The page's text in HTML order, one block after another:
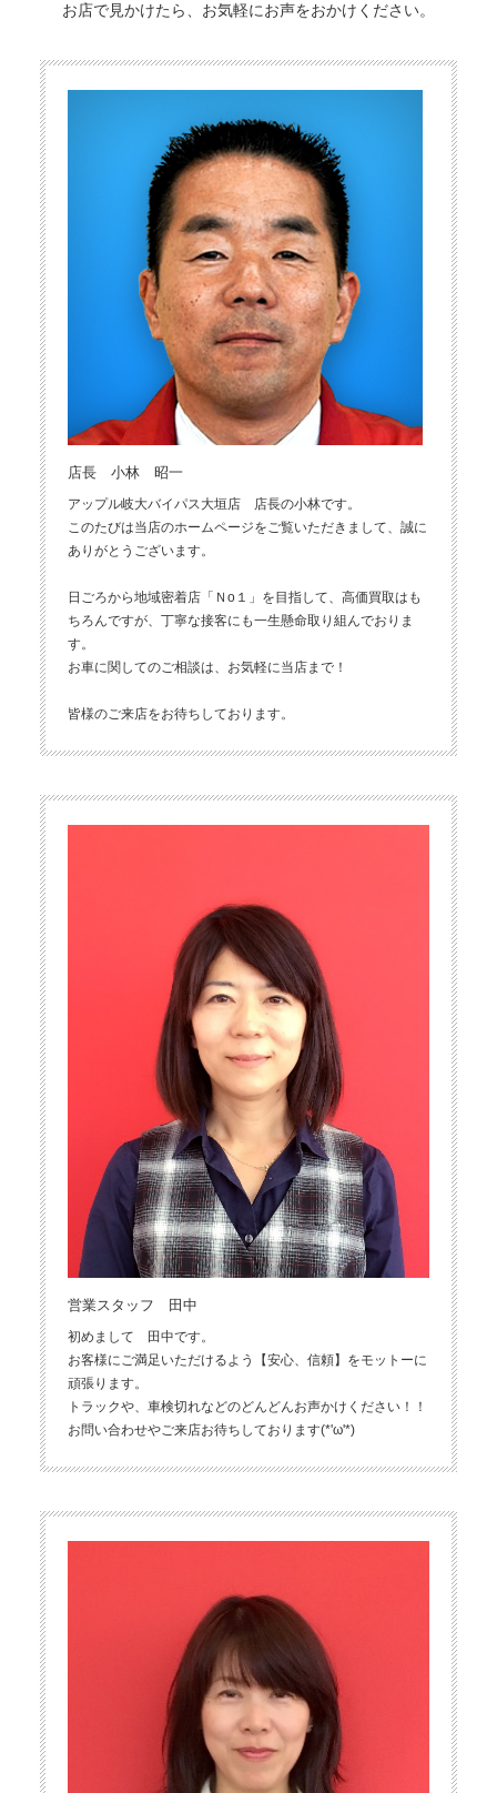
お店で見かけたら、お気軽にお声をおかけください。
店長 小林 昭一
アップル岐大バイパス大垣店 店長の小林です。
このたびは当店のホームページをご覧いただきまして、誠に
ありがとうございます。
日ごろから地域密着店「Ｎo１」を目指して、高価買取はも
ちろんですが、丁寧な接客にも一生懸命取り組んでおりま
す。
お車に関してのご相談は、お気軽に当店まで！
皆様のご来店をお待ちしております。
営業スタッフ 田中
初めまして 田中です。
お客様にご満足いただけるよう【安心、信頼】をモットーに
頑張ります。
トラックや、車検切れなどのどんどんお声かけください！！
お問い合わせやご来店お待ちしております(*'ω'*)